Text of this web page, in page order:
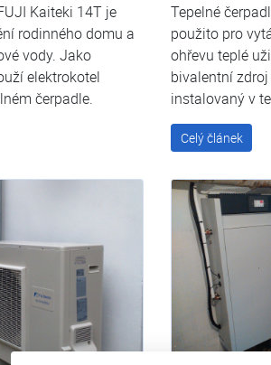
Kaiteki 14T je
rodinného domu a
vody. Jako
elektrokotel
čerpadle.
Tepelné
použito pro
ohřevu teplé
bivalentní
instalovaný v
Celý článek